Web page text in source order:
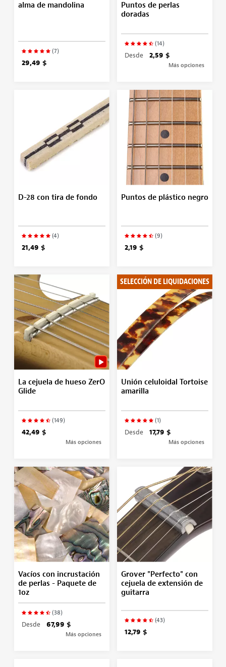
alma de mandolina
(7)
29,49 $
Puntos de perlas
doradas
(14)
Desde 2,59 $
Más opciones
D-28 con tira de fondo
(4)
21,49 $
Puntos de plástico negro
(9)
2,19 $
La cejuela de hueso ZerO
Glide
(149)
42,49 $
Más opciones
SELECCIÓN DE LIQUIDACIONES
Unión celuloidal Tortoise
amarilla
(1)
Desde 17,79 $
Más opciones
Vacíos con incrustación
de perlas - Paquete de
1oz
(38)
Desde 67,99 $
Más opciones
Grover "Perfecto" con
cejuela de extensión de
guitarra
(43)
12,79 $